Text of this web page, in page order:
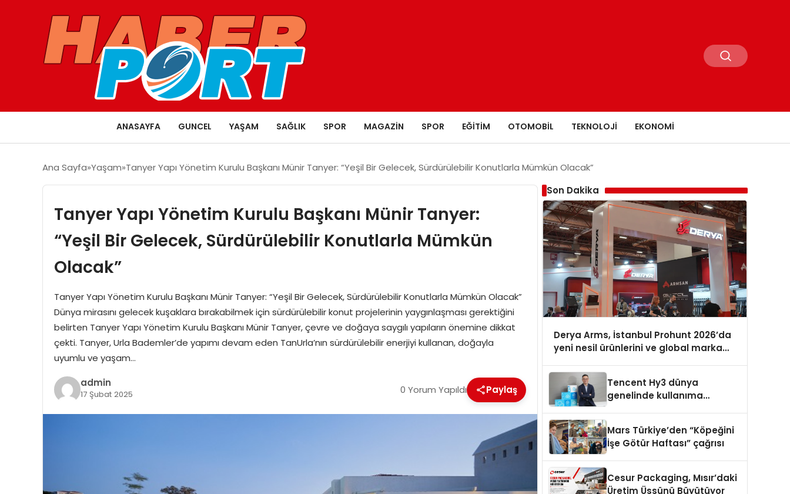
ANASAYFA GUNCEL YAŞAM SAĞLIK SPOR MAGAZIN SPOR EĞITIM OTOMOBIL TEKNOLOJI EKONOMI
Ana Sayfa Yaşam Tanyer Yapı Yönetim Kurulu Başkanı Münir Tanyer: “Yeşil Bir Gelecek, Sürdürülebilir Konutlarla Mümkün Olacak”
Tanyer Yapı Yönetim Kurulu Başkanı Münir Tanyer:
“Yeşil Bir Gelecek, Sürdürülebilir Konutlarla Mümkün
Olacak”
Tanyer Yapı Yönetim Kurulu Başkanı Münir Tanyer: “Yeşil Bir Gelecek, Sürdürülebilir Konutlarla Mümkün Olacak”
Dünya mirasını gelecek kuşaklara bırakabilmek için sürdürülebilir konut projelerinin yaygınlaşması gerektiğini
belirten Tanyer Yapı Yönetim Kurulu Başkanı Münir Tanyer, çevre ve doğaya saygılı yapıların önemine dikkat
çekti. Tanyer, Urla Bademler’de yapımı devam eden TanUrla’nın sürdürülebilir enerjiyi kullanan, doğayla
uyumlu ve yaşam…
admin
17 Şubat 2025 0 Yorum Yapıldı Paylaş
Son Dakika
Derya Arms, İstanbul Prohunt 2026’da
yeni nesil ürünlerini ve global marka
Tencent Hy3 dünya
genelinde kullanıma
Mars Türkiye’den “Köpeğini
İşe Götür Haftası” çağrısı
Cesur Packaging, Mısır’daki
Üretim Üssünü Büyütüyor